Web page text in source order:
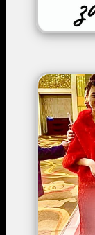
Image